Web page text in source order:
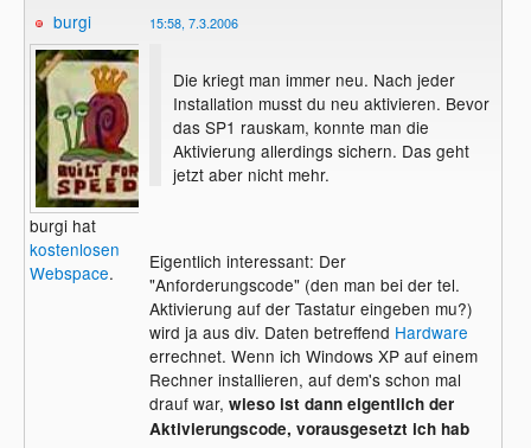
burgi
burgi hat
kostenlosen
Webspace.
15:58, 7.3.2006
Die kriegt man immer neu. Nach jeder
Installation musst du neu aktivieren. Bevor
das SP1 rauskam, konnte man die
Aktivierung allerdings sichern. Das geht
jetzt aber nicht mehr.
Eigentlich interessant: Der
"Anforderungscode" (den man bei der tel.
Aktivierung auf der Tastatur eingeben mu?)
wird ja aus div. Daten betreffend Hardware
errechnet. Wenn ich Windows XP auf einem
Rechner installieren, auf dem's schon mal
drauf war, wieso ist dann eigentlich der
Aktivierungscode, vorausgesetzt ich hab